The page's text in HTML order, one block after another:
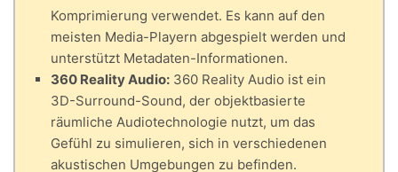
Komprimierung verwendet. Es kann auf den
meisten Media-Playern abgespielt werden und
unterstützt Metadaten-Informationen.
360 Reality Audio: 360 Reality Audio ist ein
3D-Surround-Sound, der objektbasierte
räumliche Audiotechnologie nutzt, um das
Gefühl zu simulieren, sich in verschiedenen
akustischen Umgebungen zu befinden.